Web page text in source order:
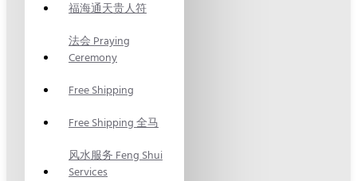
福海通天贵人符
法会 Praying
Ceremony
Free Shipping
Free Shipping 全马
风水服务 Feng Shui
Services